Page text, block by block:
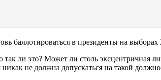
баллотироваться в президенты на выборах
ли это? Может ли столь эксцентричная
не должна допускаться на такой